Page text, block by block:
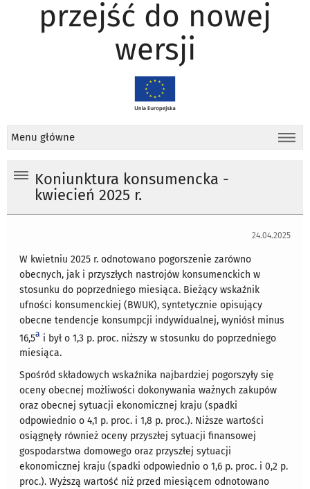
przejść do nowej
wersji
Menu główne
Koniunktura konsumencka -
kwiecień 2025 r.
24.04.2025
W kwietniu 2025 r. odnotowano pogorszenie zarówno
obecnych, jak i przyszłych nastrojów konsumenckich w
stosunku do poprzedniego miesiąca. Bieżący wskaźnik
ufności konsumenckiej (BWUK), syntetycznie opisujący
obecne tendencje konsumpcji indywidualnej, wyniósł minus
16,5a i był o 1,3 p. proc. niższy w stosunku do poprzedniego
miesiąca.
Spośród składowych wskaźnika najbardziej pogorszyły się
oceny obecnej możliwości dokonywania ważnych zakupów
oraz obecnej sytuacji ekonomicznej kraju (spadki
odpowiednio o 4,1 p. proc. i 1,8 p. proc.). Niższe wartości
osiągnęły również oceny przyszłej sytuacji finansowej
gospodarstwa domowego oraz przyszłej sytuacji
ekonomicznej kraju (spadki odpowiednio o 1,6 p. proc. i 0,2 p.
proc.). Wyższą wartość niż przed miesiącem odnotowano